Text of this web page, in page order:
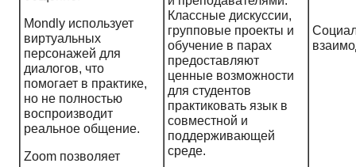
Mondly использует
виртуальных
персонажей для
диалогов, что
помогает в практике,
но не полностью
воспроизводит
реальное общение.
Zoom позволяет
Классные дискуссии,
групповые проекты и
обучение в парах
предоставляют
ценные возможности
для студентов
практиковать язык в
совместной и
поддерживающей
среде.